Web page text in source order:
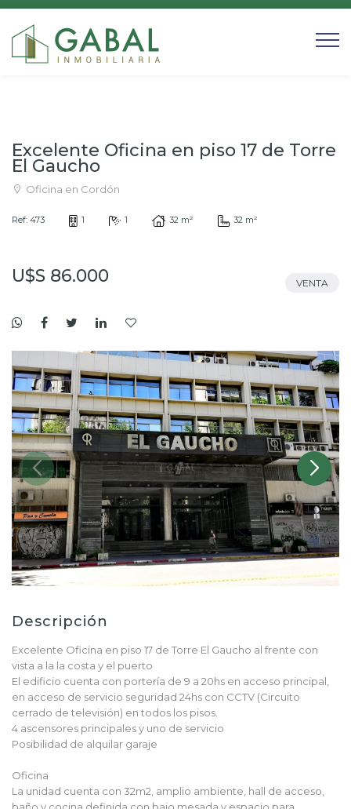
Excelente Oficina en piso 17 de Torre
El Gaucho
Oficina en Cordón
Ref: 473 1 1 32 m² 32 m²
U$S 86.000 VENTA
Descripción
Excelente Oficina en piso 17 de Torre El Gaucho al frente con
vista a la la costa y el puerto
El edificio cuenta con portería de 9 a 20hs en acceso principal,
en acceso de servicio seguridad 24hs con CCTV (Circuito
cerrado de televisión) en todos los pisos.
4 ascensores principales y uno de servicio
Posibilidad de alquilar garaje
Oficina
La unidad cuenta con 32m2, amplio ambiente, hall de acceso,